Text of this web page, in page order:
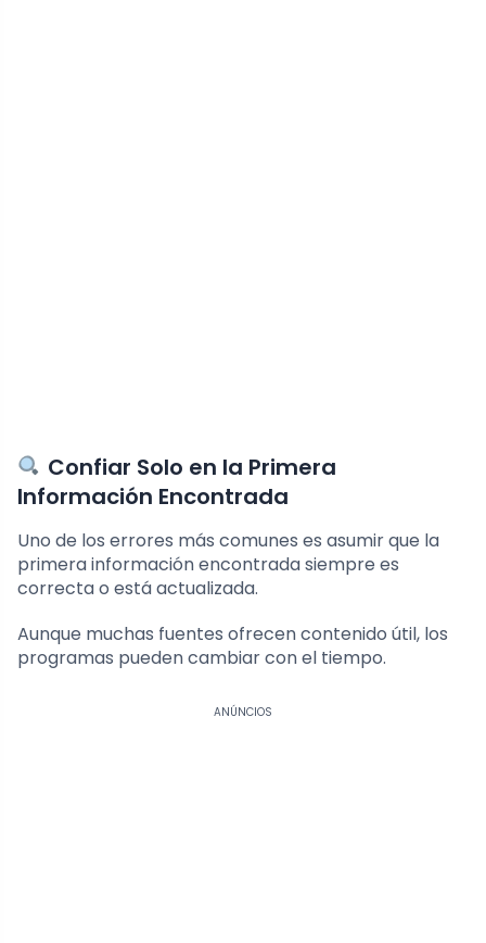
Confiar Solo en la Primera
Información Encontrada
Uno de los errores más comunes es asumir que la
primera información encontrada siempre es
correcta o está actualizada.
Aunque muchas fuentes ofrecen contenido útil, los
programas pueden cambiar con el tiempo.
ANÚNCIOS